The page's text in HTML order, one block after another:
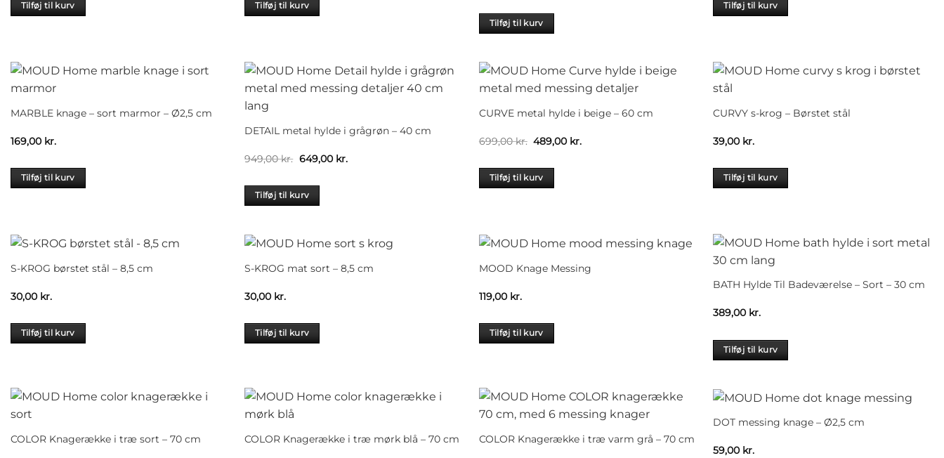
Tilføj til kurv 799,00 kr..
Tilføj til kurv
Tilføj til kurv
Tilføj til kurv
MARBLE knage – sort marmor – Ø2,5 cm
169,00 kr.
Tilføj til kurv
DETAIL metal hylde i grågrøn – 40 cm
949,00kr. Den
oprindelige
var:
949,00 kr..
649,00 kr.Den
Tilføj til kurv
CURVE metal hylde i beige – 60 cm
699,00kr. Den
oprindelige
var:
699,00 kr..
489,00 kr.Den
Tilføj til kurv
CURVY s-krog – Børstet stål
39,00 kr.
Tilføj til kurv
S-KROG børstet stål – 8,5 cm
30,00 kr.
Tilføj til kurv
S-KROG mat sort – 8,5 cm
30,00 kr.
Tilføj til kurv
MOOD Knage Messing
119,00 kr.
Tilføj til kurv
BATH Hylde Til Badeværelse – Sort – 30 cm
389,00 kr.
Tilføj til kurv
COLOR Knagerække i træ sort – 70 cm COLOR Knagerække i træ mørk blå – 70 cm COLOR Knagerække i træ varm grå – 70 cm
DOT messing knage – Ø2,5 cm
59,00 kr.